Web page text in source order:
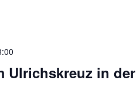
Ulrichskreuz in